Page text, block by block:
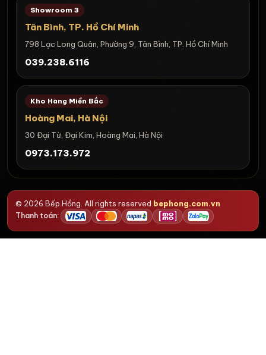
Showroom 3
Tân Bình, TP. Hồ Chí Minh
798 Lạc Long Quân, Phường 9, Tân Bình, TP. Hồ Chí Minh
039.238.6116
Kho Hàng Miền Bắc
Hoàng Mai, Hà Nội
30 Đại Từ, Đại Kim, Hoàng Mai, Hà Nội
0973.173.972
© 2026 Bếp Hồng. All rights reserved. bephong.com.vn
Thanh toán: